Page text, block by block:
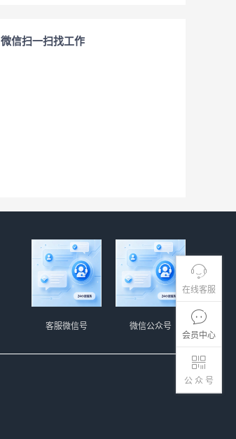
在线客服
会员中心
公 众 号
微信扫一扫找工作
微信公众号
客服微信号